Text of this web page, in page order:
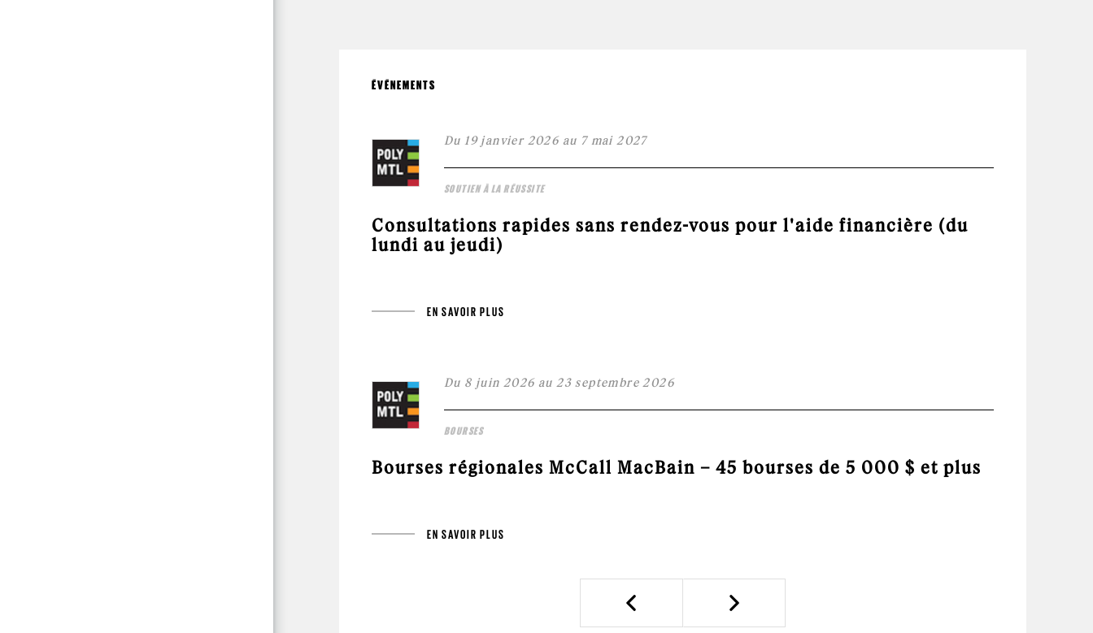
ÉVÉNEMENTS
Du 19 janvier 2026 au 7 mai 2027
SOUTIEN À LA RÉUSSITE
Consultations rapides sans rendez-vous pour l'aide financière (du
lundi au jeudi)
EN SAVOIR PLUS
Du 8 juin 2026 au 23 septembre 2026
BOURSES
Bourses régionales McCall MacBain – 45 bourses de 5 000 $ et plus
EN SAVOIR PLUS
Previous Next